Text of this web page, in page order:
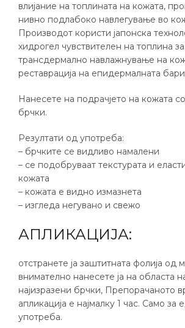
влијание на топлината на кожата,
нивно подлабоко навлегување во
Производот користи јапонска
хидрогел чувствителен на топлина за
трансдермално навлажнување на
реставрација на епидермалната
Нанесете на подрачјето на кожата
брчки.
Резултати од употреба:
– брчките се видливо намалени
– се подобруваат текстурата и
кожата
– кожата е видно измазнета
– изгледа негувано и свежо
АПЛИКАЦИЈА:
отстранете ја заштитната фолија од
внимателно нанесете ја на областа
најизразени брчки, Препорачаното
апликација е најмалку 1 час. Само за
употреба.